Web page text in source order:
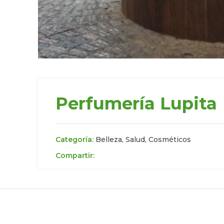
Perfumería Lupita
Categoría: Belleza, Salud, Cosméticos
Compartir: